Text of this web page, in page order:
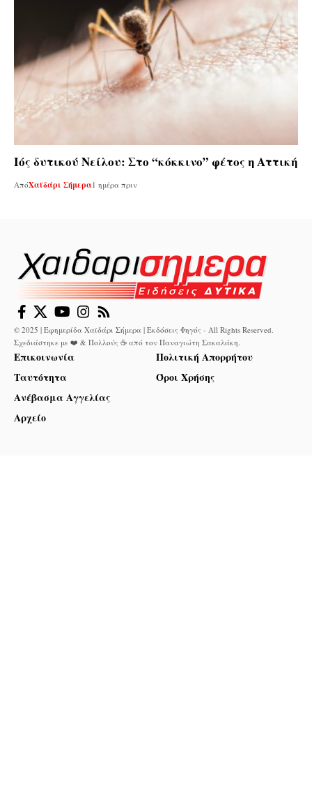
Ιός δυτικού Νείλου: Στο “κόκκινο” φέτος η Αττική
ΑπόΧαϊδάρι Σήμερα1 ημέρα πριν
© 2025 | Εφημερίδα Χαϊδάρι Σήμερα | Εκδόσεις Φηγός - All Rights Reserved.
Σχεδιάστηκε με ❤️ & Πολλούς ☕ από τον Παναγιώτη Σακαλάκη.
Επικοινωνία
Ταυτότητα
Ανέβασμα Αγγελίας
Αρχείο
Πολιτική Απορρήτου
Όροι Χρήσης